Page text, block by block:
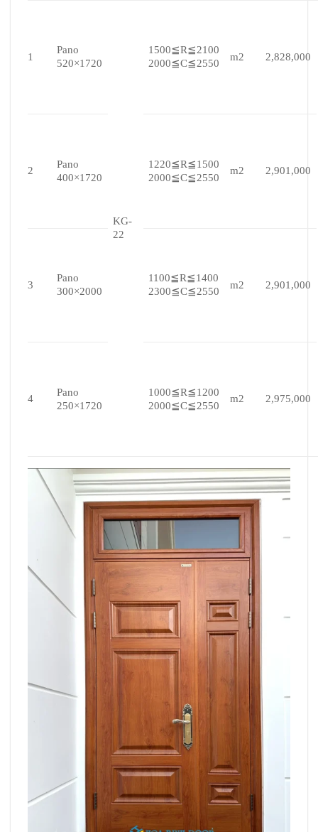
1
Pano
520×1720
KG-
22
1500≦R≦2100
2000≦C≦2550
m2 2,828,000
2
Pano
400×1720
1220≦R≦1500
2000≦C≦2550
m2 2,901,000
3
Pano
300×2000
1100≦R≦1400
2300≦C≦2550
m2 2,901,000
4
Pano
250×1720
1000≦R≦1200
2000≦C≦2550
m2 2,975,000